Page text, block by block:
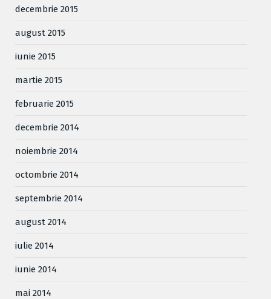
decembrie 2015
august 2015
iunie 2015
martie 2015
februarie 2015
decembrie 2014
noiembrie 2014
octombrie 2014
septembrie 2014
august 2014
iulie 2014
iunie 2014
mai 2014